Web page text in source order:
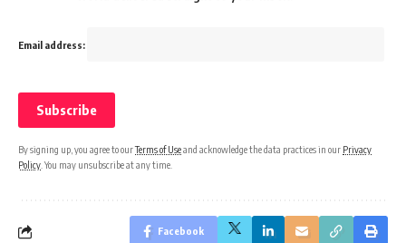
Email address:
By signing up, you agree to ourTerms of Useand acknowledge the data practices in our Privacy
Policy . You may unsubscribe at any time.
Facebook